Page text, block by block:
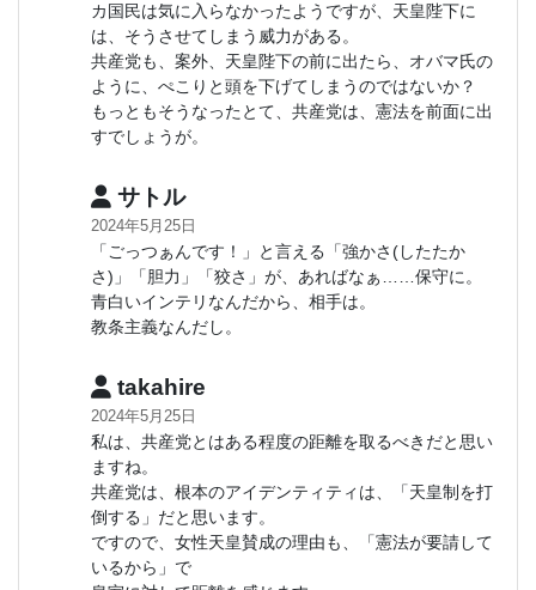
カ国民は気に入らなかったようですが、天皇陛下に
は、そうさせてしまう威力がある。
共産党も、案外、天皇陛下の前に出たら、オバマ氏の
ように、ぺこりと頭を下げてしまうのではないか？
もっともそうなったとて、共産党は、憲法を前面に出
すでしょうが。
サトル
2024年5月25日
「ごっつぁんです！」と言える「強かさ(したたか
さ)」「胆力」「狡さ」が、あればなぁ……保守に。
青白いインテリなんだから、相手は。
教条主義なんだし。
takahire
2024年5月25日
私は、共産党とはある程度の距離を取るべきだと思い
ますね。
共産党は、根本のアイデンティティは、「天皇制を打
倒する」だと思います。
ですので、女性天皇賛成の理由も、「憲法が要請して
いるから」で